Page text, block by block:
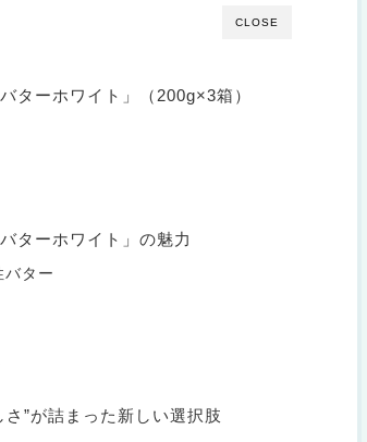
CLOSE
ターホワイト」（200g×3箱）
ターホワイト」の魅力
ター
”が詰まった新しい選択肢